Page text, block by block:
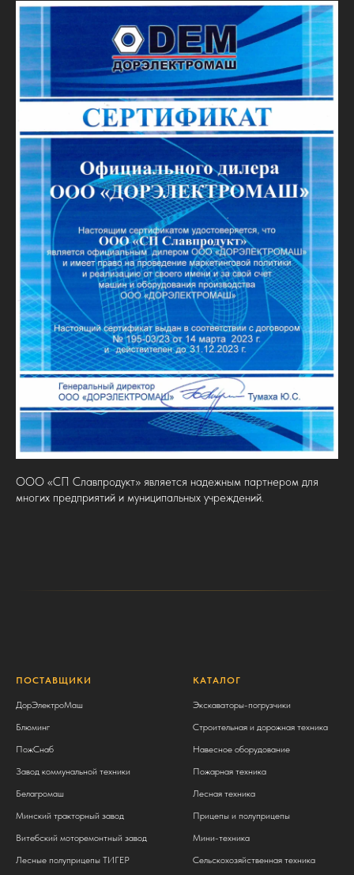
ООО «СП Славпродукт» является надежным партнером для
многих предприятий и муниципальных учреждений.
ПОСТАВЩИКИ
ДорЭлектроМаш
Блюминг
ПожСнаб
Завод коммунальной техники
Белагромаш
Минский тракторный завод
Витебский моторемонтный завод
Лесные полуприцепы ТИГЕР
КАТАЛОГ
Экскаваторы-погрузчики
Строительная и дорожная техника
Навесное оборудование
Пожарная техника
Лесная техника
Прицепы и полуприцепы
Мини-техника
Сельскохозяйственная техника